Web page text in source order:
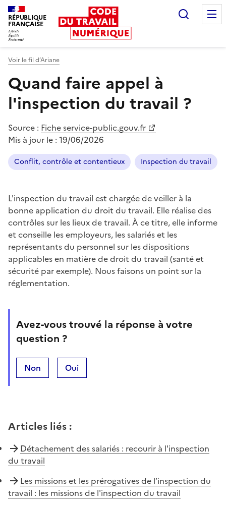
RÉPUBLIQUE
FRANÇAISE
Voir le fil d’Ariane
Quand faire appel à
l'inspection du travail ?
Source : Fiche service-public.gouv.fr
Mis à jour le : 19/06/2026
Conflit, contrôle et contentieux Inspection du travail
L'inspection du travail est chargée de veiller à la
bonne application du droit du travail. Elle réalise des
contrôles sur les lieux de travail. À ce titre, elle informe
et conseille les employeurs, les salariés et les
représentants du personnel sur les dispositions
applicables en matière de droit du travail (santé et
sécurité par exemple). Nous faisons un point sur la
réglementation.
Avez-vous trouvé la réponse à votre
question ?
Non Oui
Articles liés :
Détachement des salariés : recourir à l'inspection
du travail
Les missions et les prérogatives de l’inspection du
travail : les missions de l'inspection du travail